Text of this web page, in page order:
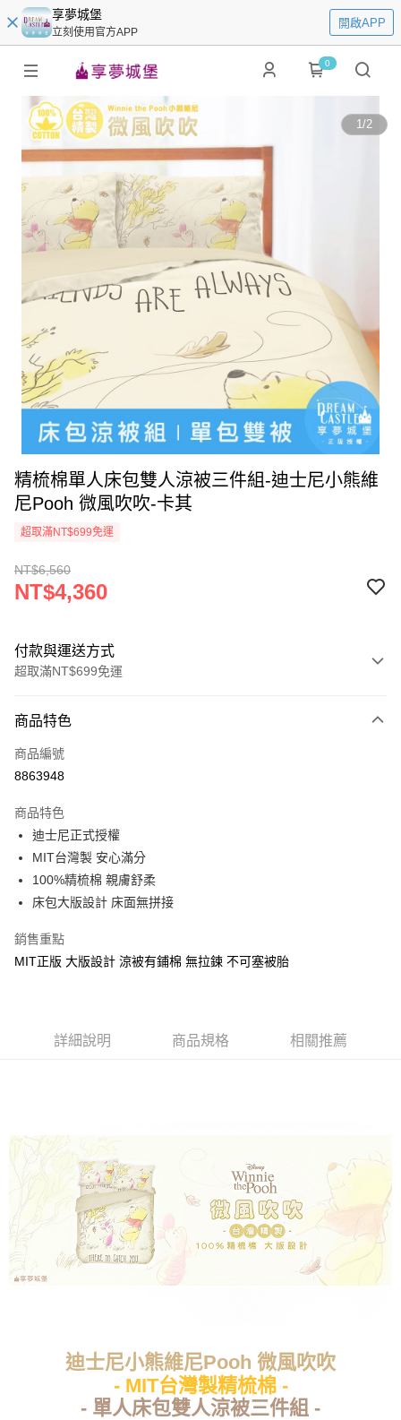
享夢城堡
立刻使用官方APP
開啟APP
0
1/2
精梳棉單人床包雙人涼被三件組-迪士尼小熊維
尼Pooh 微風吹吹-卡其
超取滿NT$699免運
NT$6,560
NT$4,360
付款與運送方式
超取滿NT$699免運
信用卡一次付款
超商取貨付款
Apple Pay
街口支付
悠遊付
Google Pay
ATM付款
全家★依產品說明
宅配
每筆NT$80，滿NT$699(含以上)免運費
商品特色
商品編號
8863948
商品特色
迪士尼正式授權
MIT台灣製 安心滿分
100%精梳棉 親膚舒柔
床包大版設計 床面無拼接
銷售重點
MIT正版 大版設計 涼被有鋪棉 無拉鍊 不可塞被胎
詳細說明 商品規格 相關推薦
迪士尼小熊維尼Pooh 微風吹吹
- MIT台灣製精梳棉 -
- 單人床包雙人涼被三件組 -